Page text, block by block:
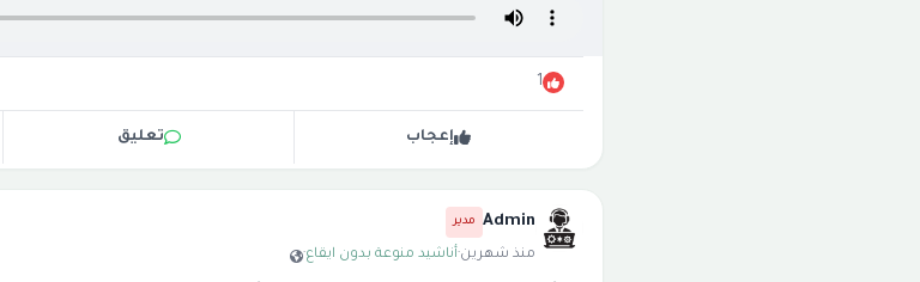
1
إعجاب تعليق
Admin مدير
منذ شهرين·أناشيد منوعة بدون ايقاع·